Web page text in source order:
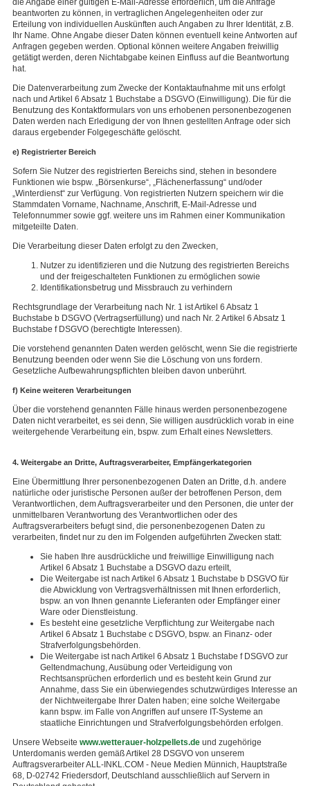
die Angabe einer gültigen E-Mail-Adresse erforderlich, um die Anfrage
beantworten zu können, in vertraglichen Angelegenheiten oder zur
Erteilung von individuellen Auskünften auch Angaben zu Ihrer Identität, z.B.
Ihr Name. Ohne Angabe dieser Daten können eventuell keine Antworten auf
Anfragen gegeben werden. Optional können weitere Angaben freiwillig
getätigt werden, deren Nichtabgabe keinen Einfluss auf die Beantwortung
hat.
Die Datenverarbeitung zum Zwecke der Kontaktaufnahme mit uns erfolgt
nach und Artikel 6 Absatz 1 Buchstabe a DSGVO (Einwilligung). Die für die
Benutzung des Kontaktformulars von uns erhobenen personenbezogenen
Daten werden nach Erledigung der von Ihnen gestellten Anfrage oder sich
daraus ergebender Folgegeschäfte gelöscht.
e) Registrierter Bereich
Sofern Sie Nutzer des registrierten Bereichs sind, stehen in besondere
Funktionen wie bspw. „Börsenkurse“, „Flächenerfassung“ und/oder
„Winterdienst“ zur Verfügung. Von registrierten Nutzern speichern wir die
Stammdaten Vorname, Nachname, Anschrift, E-Mail-Adresse und
Telefonnummer sowie ggf. weitere uns im Rahmen einer Kommunikation
mitgeteilte Daten.
Die Verarbeitung dieser Daten erfolgt zu den Zwecken,
Nutzer zu identifizieren und die Nutzung des registrierten Bereichs
und der freigeschalteten Funktionen zu ermöglichen sowie
Identifikationsbetrug und Missbrauch zu verhindern
Rechtsgrundlage der Verarbeitung nach Nr. 1 ist Artikel 6 Absatz 1
Buchstabe b DSGVO (Vertragserfüllung) und nach Nr. 2 Artikel 6 Absatz 1
Buchstabe f DSGVO (berechtigte Interessen).
Die vorstehend genannten Daten werden gelöscht, wenn Sie die registrierte
Benutzung beenden oder wenn Sie die Löschung von uns fordern.
Gesetzliche Aufbewahrungspflichten bleiben davon unberührt.
f) Keine weiteren Verarbeitungen
Über die vorstehend genannten Fälle hinaus werden personenbezogene
Daten nicht verarbeitet, es sei denn, Sie willigen ausdrücklich vorab in eine
weitergehende Verarbeitung ein, bspw. zum Erhalt eines Newsletters.
4. Weitergabe an Dritte, Auftragsverarbeiter, Empfängerkategorien
Eine Übermittlung Ihrer personenbezogenen Daten an Dritte, d.h. andere
natürliche oder juristische Personen außer der betroffenen Person, dem
Verantwortlichen, dem Auftragsverarbeiter und den Personen, die unter der
unmittelbaren Verantwortung des Verantwortlichen oder des
Auftragsverarbeiters befugt sind, die personenbezogenen Daten zu
verarbeiten, findet nur zu den im Folgenden aufgeführten Zwecken statt:
Sie haben Ihre ausdrückliche und freiwillige Einwilligung nach
Artikel 6 Absatz 1 Buchstabe a DSGVO dazu erteilt,
Die Weitergabe ist nach Artikel 6 Absatz 1 Buchstabe b DSGVO für
die Abwicklung von Vertragsverhältnissen mit Ihnen erforderlich,
bspw. an von Ihnen genannte Lieferanten oder Empfänger einer
Ware oder Dienstleistung.
Es besteht eine gesetzliche Verpflichtung zur Weitergabe nach
Artikel 6 Absatz 1 Buchstabe c DSGVO, bspw. an Finanz- oder
Strafverfolgungsbehörden.
Die Weitergabe ist nach Artikel 6 Absatz 1 Buchstabe f DSGVO zur
Geltendmachung, Ausübung oder Verteidigung von
Rechtsansprüchen erforderlich und es besteht kein Grund zur
Annahme, dass Sie ein überwiegendes schutzwürdiges Interesse an
der Nichtweitergabe Ihrer Daten haben; eine solche Weitergabe
kann bspw. im Falle von Angriffen auf unsere IT-Systeme an
staatliche Einrichtungen und Strafverfolgungsbehörden erfolgen.
Unsere Webseite www.wetterauer-holzpellets.deund zugehörige
Unterdomanis werden gemäß Artikel 28 DSGVO von unserem
Auftragsverarbeiter ALL-INKL.COM - Neue Medien Münnich, Hauptstraße
68, D-02742 Friedersdorf, Deutschland ausschließlich auf Servern in